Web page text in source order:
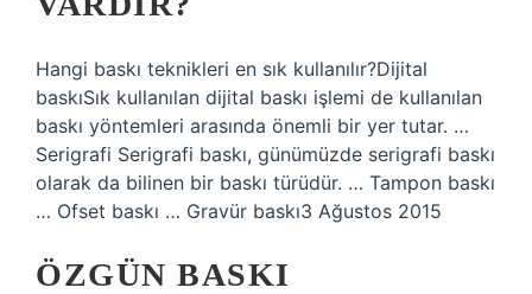
Hangi baskı teknikleri en sık kullanılır?Dijital
baskıSık kullanılan dijital baskı işlemi de kullanılan
baskı yöntemleri arasında önemli bir yer tutar. …
Serigrafi Serigrafi baskı, günümüzde serigrafi baskı
olarak da bilinen bir baskı türüdür. … Tampon baskı
… Ofset baskı … Gravür baskı3 Ağustos 2015
ÖZGÜN BASKI